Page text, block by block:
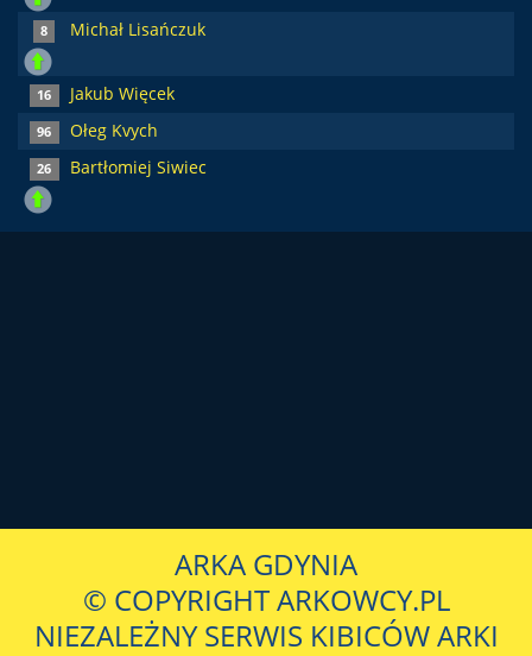
8 Michał Lisańczuk
16 Jakub Więcek
96 Ołeg Kvych
26 Bartłomiej Siwiec
ARKA GDYNIA
© COPYRIGHT ARKOWCY.PL
NIEZALEŻNY SERWIS KIBICÓW ARKI